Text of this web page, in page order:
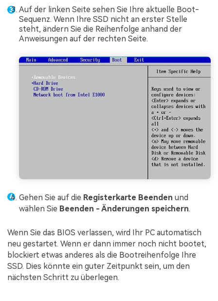
Auf der linken Seite sehen Sie Ihre aktuelle Boot-
Sequenz. Wenn Ihre SSD nicht an erster Stelle
steht, ändern Sie die Reihenfolge anhand der
Anweisungen auf der rechten Seite.
Gehen Sie auf die Registerkarte Beenden und
wählen Sie Beenden - Änderungen speichern.
Wenn Sie das BIOS verlassen, wird Ihr PC automatisch
neu gestartet. Wenn er dann immer noch nicht bootet,
blockiert etwas anderes als die Bootreihenfolge Ihre
SSD. Dies könnte ein guter Zeitpunkt sein, um den
nächsten Schritt zu überlegen.